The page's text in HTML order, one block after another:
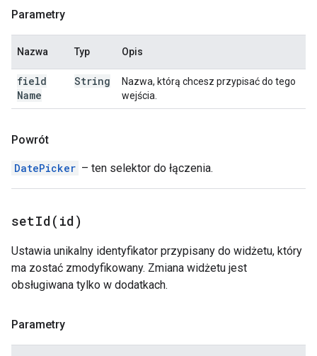
Parametry
Nazwa Typ Opis
field
Name
String
Nazwa, którą chcesz przypisać do tego
wejścia.
Powrót
DatePicker – ten selektor do łączenia.
setId( id)
Ustawia unikalny identyfikator przypisany do widżetu, który
ma zostać zmodyfikowany. Zmiana widżetu jest
obsługiwana tylko w dodatkach.
Parametry